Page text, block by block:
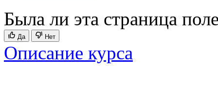
Была ли эта страница
Да Нет
Описание курса